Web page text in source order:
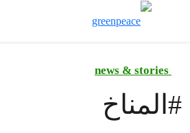
# المناخ